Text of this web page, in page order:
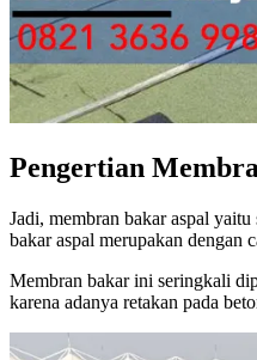
Pengertian
Jadi, membran bakar aspal
bakar aspal merupakan dengan
Membran bakar ini seringkali
karena adanya retakan pada